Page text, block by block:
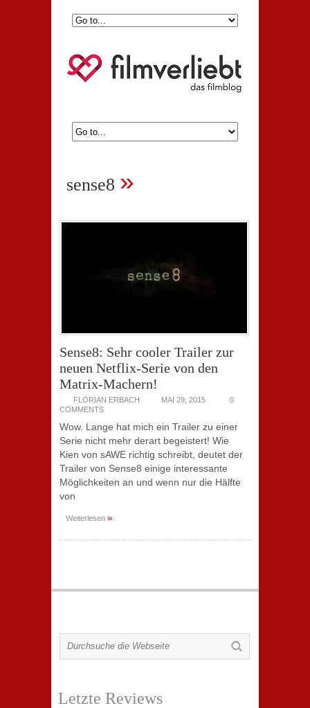
sense8 »
Sense8: Sehr cooler Trailer zur
neuen Netflix-Serie von den
Matrix-Machern!
FLORIAN ERBACH MAI 29, 2015
0
COMMENTS
Wow. Lange hat mich ein Trailer zu einer
Serie nicht mehr derart begeistert! Wie
Kien von sAWE richtig schreibt, deutet der
Trailer von Sense8 einige interessante
Möglichkeiten an und wenn nur die Hälfte
von
Weiterlesen »
Letzte Reviews